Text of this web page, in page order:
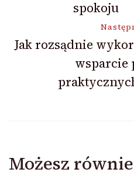
spokoju
Jak rozsądnie
wsparcie
Możesz